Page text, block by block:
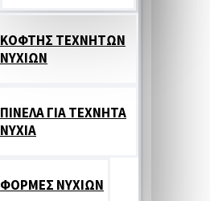
ΚΟΦΤΗΣ ΤΕΧΝΗΤΩΝ
ΝΥΧΙΩΝ
ΠΙΝΕΛΑ ΓΙΑ ΤΕΧΝΗΤΑ
ΝΥΧΙΑ
ΦΟΡΜΕΣ ΝΥΧΙΩΝ